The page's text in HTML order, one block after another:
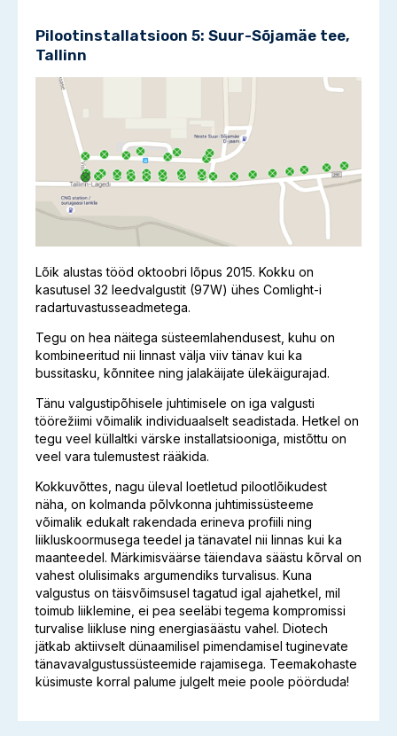
Pilootinstallatsioon 5: Suur-Sõjamäe tee,
Tallinn
Lõik alustas tööd oktoobri lõpus 2015. Kokku on
kasutusel 32 leedvalgustit (97W) ühes Comlight-i
radartuvastusseadmetega.
Tegu on hea näitega süsteemlahendusest, kuhu on
kombineeritud nii linnast välja viiv tänav kui ka
bussitasku, kõnnitee ning jalakäijate ülekäigurajad.
Tänu valgustipõhisele juhtimisele on iga valgusti
töörežiimi võimalik individuaalselt seadistada. Hetkel on
tegu veel küllaltki värske installatsiooniga, mistõttu on
veel vara tulemustest rääkida.
Kokkuvõttes, nagu üleval loetletud pilootlõikudest
näha, on kolmanda põlvkonna juhtimissüsteeme
võimalik edukalt rakendada erineva profiili ning
liikluskoormusega teedel ja tänavatel nii linnas kui ka
maanteedel. Märkimisväärse täiendava säästu kõrval on
vahest olulisimaks argumendiks turvalisus. Kuna
valgustus on täisvõimsusel tagatud igal ajahetkel, mil
toimub liiklemine, ei pea seeläbi tegema kompromissi
turvalise liikluse ning energiasäästu vahel. Diotech
jätkab aktiivselt dünaamilisel pimendamisel tuginevate
tänavavalgustussüsteemide rajamisega. Teemakohaste
küsimuste korral palume julgelt meie poole pöörduda!